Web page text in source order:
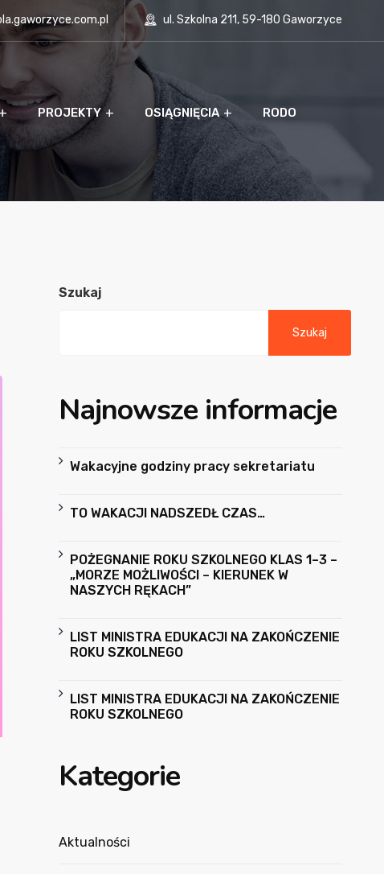
ul. Szkolna 211, 59-180 Gaworzyce
PROJEKTY OSIĄGNIĘCIA RODO
Szukaj
Szukaj
Najnowsze informacje
Wakacyjne godziny pracy sekretariatu
TO WAKACJI NADSZEDŁ CZAS…
POŻEGNANIE ROKU SZKOLNEGO KLAS 1–3 –
„MORZE MOŻLIWOŚCI – KIERUNEK W
NASZYCH RĘKACH”
LIST MINISTRA EDUKACJI NA ZAKOŃCZENIE
ROKU SZKOLNEGO
LIST MINISTRA EDUKACJI NA ZAKOŃCZENIE
ROKU SZKOLNEGO
Kategorie
Aktualności